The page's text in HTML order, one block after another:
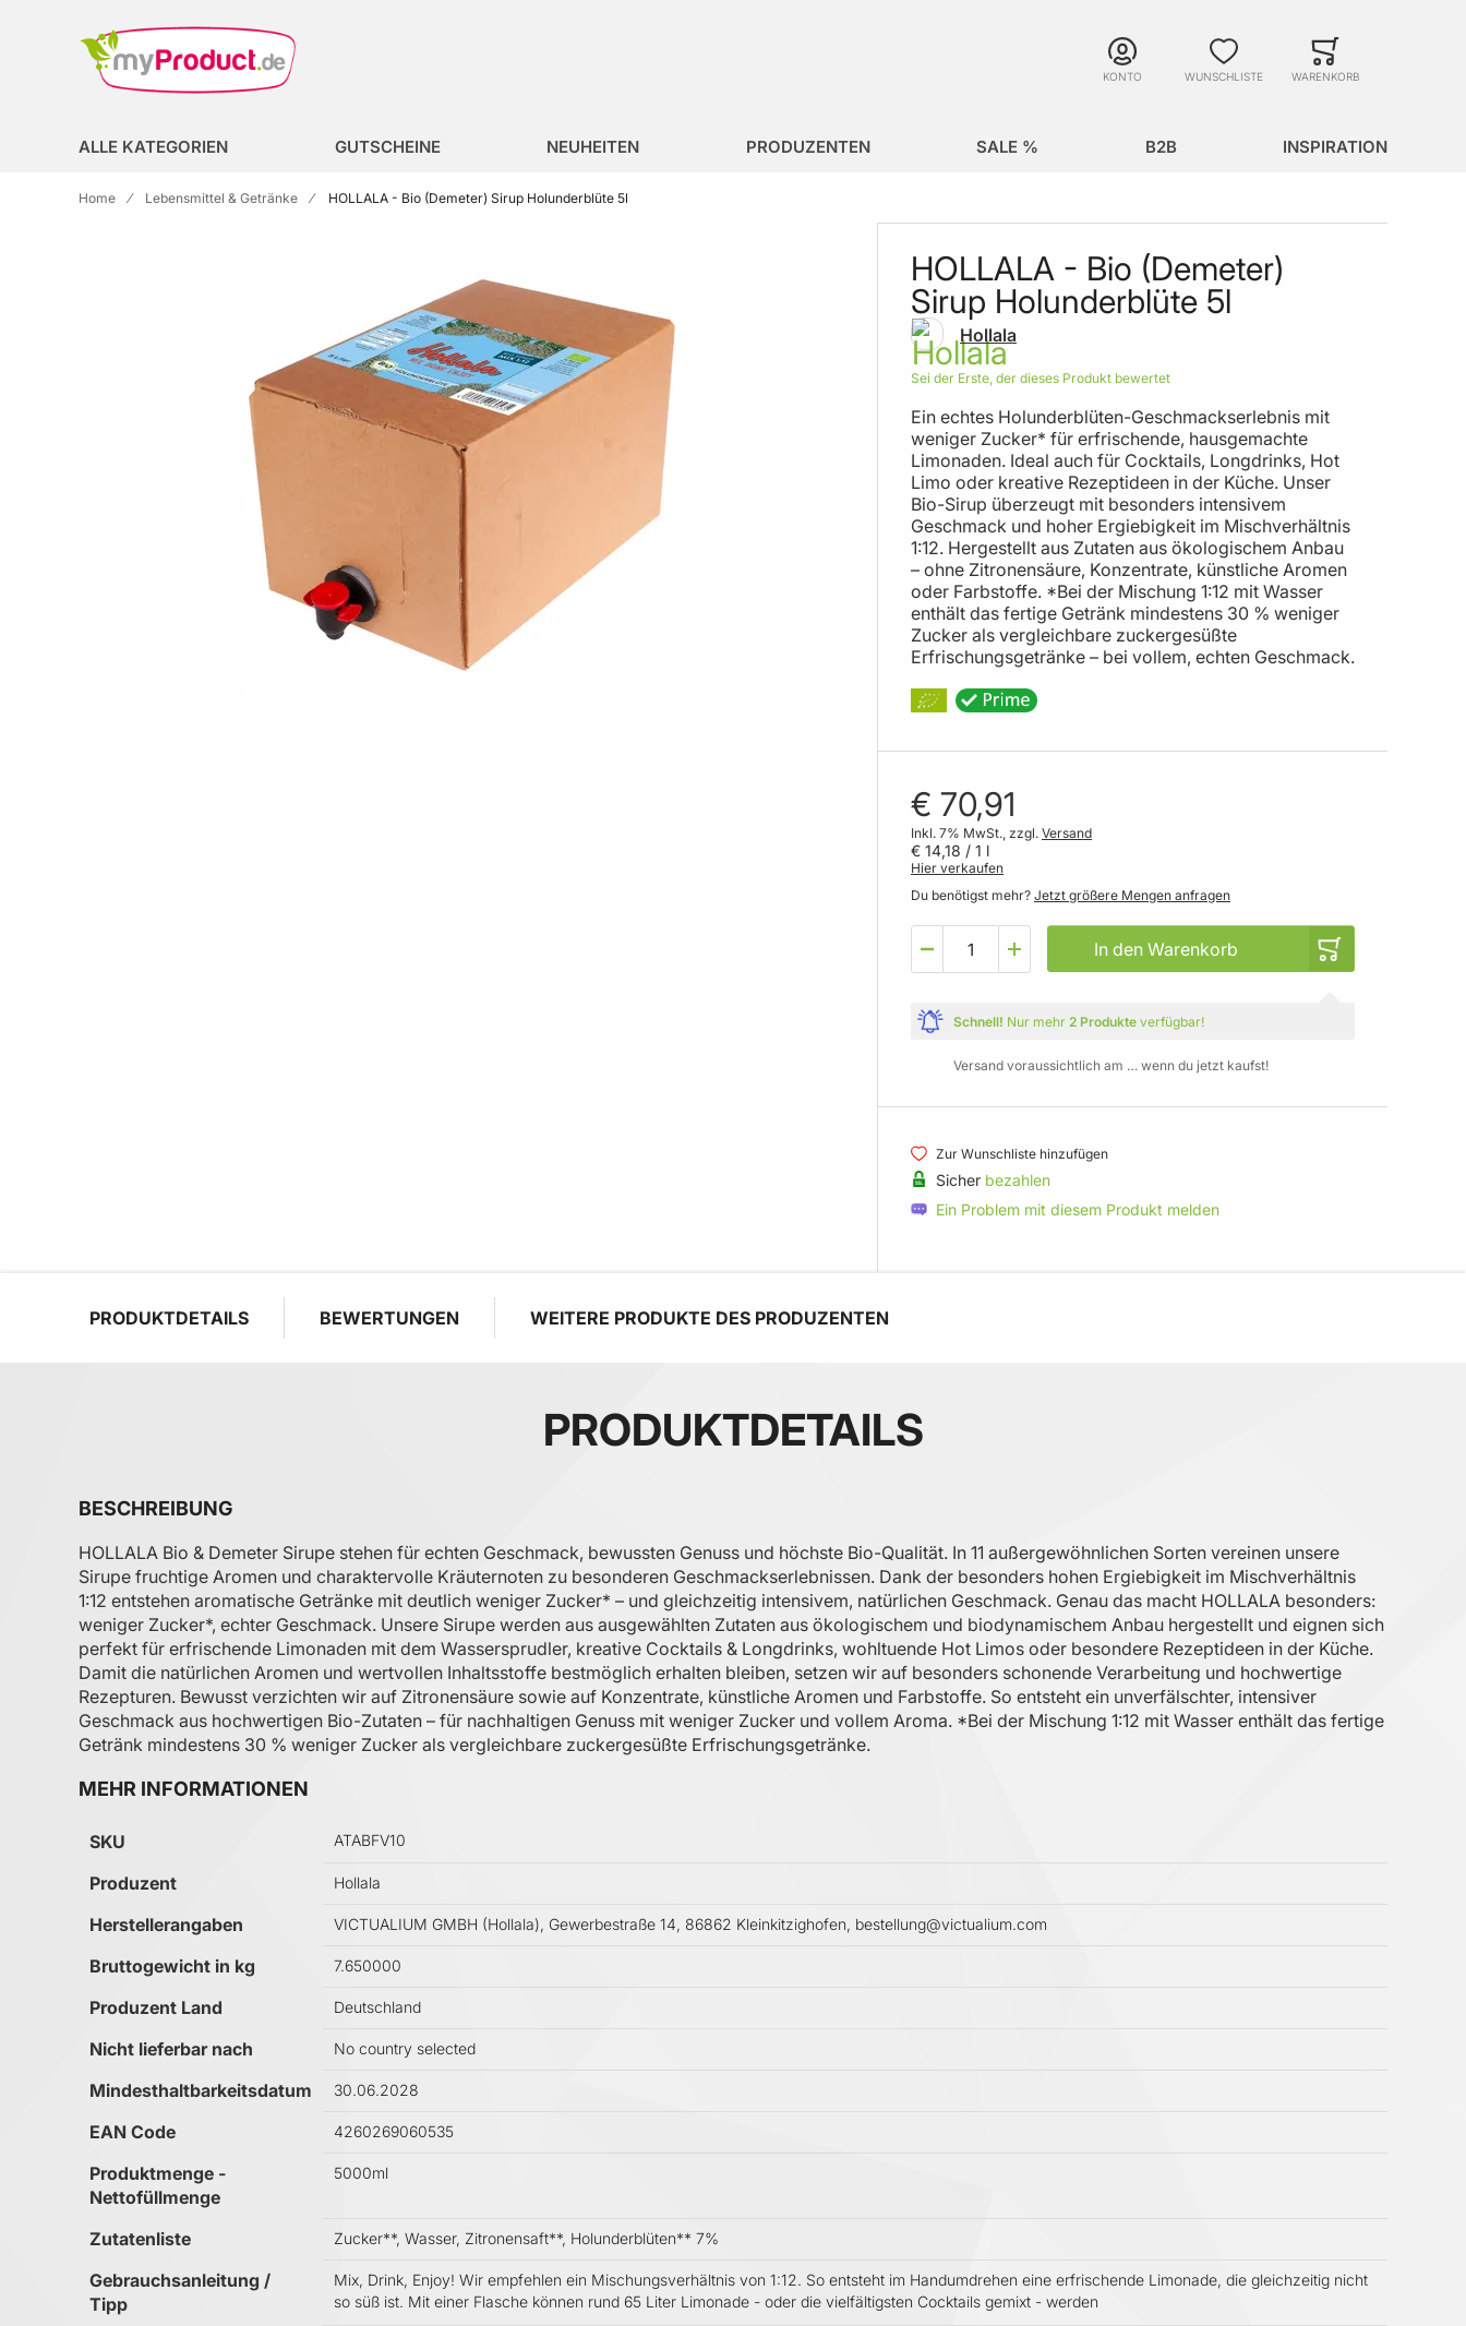
KONTO WUNSCHLISTE WARENKORB
ALLE KATEGORIEN GUTSCHEINE NEUHEITEN PRODUZENTEN SALE % B2B INSPIRATION
Home Lebensmittel & Getränke HOLLALA - Bio (Demeter) Sirup Holunderblüte 5l
HOLLALA - Bio (Demeter)
Sirup Holunderblüte 5l
Hollala
Sei der Erste, der dieses Produkt bewertet
Ein echtes Holunderblüten-Geschmackserlebnis mit
weniger Zucker* für erfrischende, hausgemachte
Limonaden. Ideal auch für Cocktails, Longdrinks, Hot
Limo oder kreative Rezeptideen in der Küche. Unser
Bio-Sirup überzeugt mit besonders intensivem
Geschmack und hoher Ergiebigkeit im Mischverhältnis
1:12. Hergestellt aus Zutaten aus ökologischem Anbau
– ohne Zitronensäure, Konzentrate, künstliche Aromen
oder Farbstoffe. *Bei der Mischung 1:12 mit Wasser
enthält das fertige Getränk mindestens 30 % weniger
Zucker als vergleichbare zuckergesüßte
Erfrischungsgetränke – bei vollem, echten Geschmack.
€ 70,91
Inkl. 7% MwSt., zzgl. Versand
€ 14,18 / 1 l
Hier verkaufen
Du benötigst mehr? Jetzt größere Mengen anfragen
In den Warenkorb
Schnell! Nur mehr 2 Produkte verfügbar!
Versand voraussichtlich am … wenn du jetzt kaufst!
Zur Wunschliste hinzufügen
Sicher bezahlen
Ein Problem mit diesem Produkt melden
PRODUKTDETAILS BEWERTUNGEN WEITERE PRODUKTE DES PRODUZENTEN
PRODUKTDETAILS
BESCHREIBUNG
HOLLALA Bio & Demeter Sirupe stehen für echten Geschmack, bewussten Genuss und höchste Bio-Qualität. In 11 außergewöhnlichen Sorten vereinen unsere
Sirupe fruchtige Aromen und charaktervolle Kräuternoten zu besonderen Geschmackserlebnissen. Dank der besonders hohen Ergiebigkeit im Mischverhältnis
1:12 entstehen aromatische Getränke mit deutlich weniger Zucker* – und gleichzeitig intensivem, natürlichen Geschmack. Genau das macht HOLLALA besonders:
weniger Zucker*, echter Geschmack. Unsere Sirupe werden aus ausgewählten Zutaten aus ökologischem und biodynamischem Anbau hergestellt und eignen sich
perfekt für erfrischende Limonaden mit dem Wassersprudler, kreative Cocktails & Longdrinks, wohltuende Hot Limos oder besondere Rezeptideen in der Küche.
Damit die natürlichen Aromen und wertvollen Inhaltsstoffe bestmöglich erhalten bleiben, setzen wir auf besonders schonende Verarbeitung und hochwertige
Rezepturen. Bewusst verzichten wir auf Zitronensäure sowie auf Konzentrate, künstliche Aromen und Farbstoffe. So entsteht ein unverfälschter, intensiver
Geschmack aus hochwertigen Bio-Zutaten – für nachhaltigen Genuss mit weniger Zucker und vollem Aroma. *Bei der Mischung 1:12 mit Wasser enthält das fertige
Getränk mindestens 30 % weniger Zucker als vergleichbare zuckergesüßte Erfrischungsgetränke.
MEHR INFORMATIONEN
Mehr Informationen
SKU ATABFV10
Produzent Hollala
Herstellerangaben VICTUALIUM GMBH (Hollala), Gewerbestraße 14, 86862 Kleinkitzighofen, bestellung@victualium.com
Bruttogewicht in kg 7.650000
Produzent Land Deutschland
Nicht lieferbar nach No country selected
Mindesthaltbarkeitsdatum 30.06.2028
EAN Code 4260269060535
Produktmenge -
Nettofüllmenge
5000ml
Zutatenliste Zucker**, Wasser, Zitronensaft**, Holunderblüten** 7%
Gebrauchsanleitung /
Tipp
Mix, Drink, Enjoy! Wir empfehlen ein Mischungsverhältnis von 1:12. So entsteht im Handumdrehen eine erfrischende Limonade, die gleichzeitig nicht
so süß ist. Mit einer Flasche können rund 65 Liter Limonade - oder die vielfältigsten Cocktails gemixt - werden